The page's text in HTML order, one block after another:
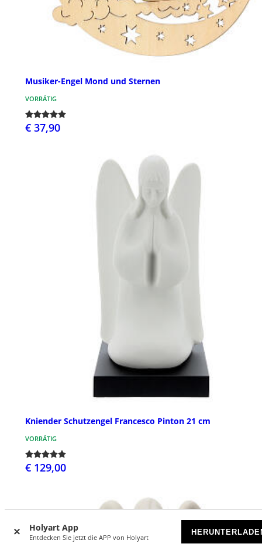
Holyart App
Entdecken Sie jetzt die APP von Holyart
Musiker-Engel Mond und Sternen
VORRÄTIG
€ 37,90
Kniender Schutzengel Francesco Pinton 21 cm
VORRÄTIG
€ 129,00